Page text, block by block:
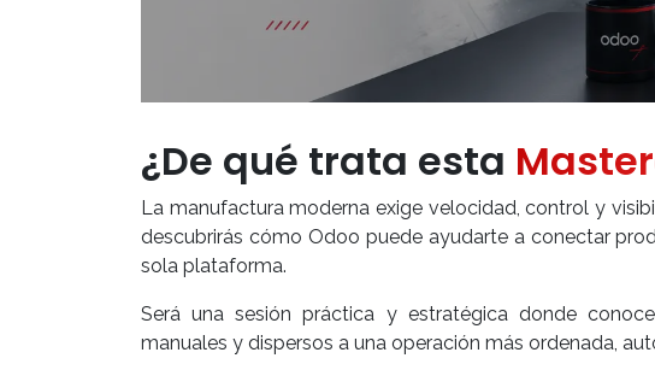
¿De qué trata esta
La manufactura moderna exige velocidad, control y
descubrirás cómo Odoo puede ayudarte a conectar
sola plataforma.
Será una sesión práctica y estratégica donde
manuales y dispersos a una operación más ordenada,